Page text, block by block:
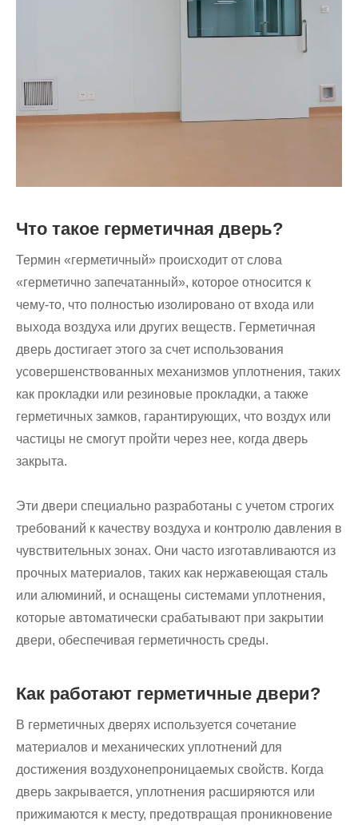
Что такое герметичная дверь?
Термин «герметичный» происходит от слова
«герметично запечатанный», которое относится к
чему-то, что полностью изолировано от входа или
выхода воздуха или других веществ. Герметичная
дверь достигает этого за счет использования
усовершенствованных механизмов уплотнения, таких
как прокладки или резиновые прокладки, а также
герметичных замков, гарантирующих, что воздух или
частицы не смогут пройти через нее, когда дверь
закрыта.
Эти двери специально разработаны с учетом строгих
требований к качеству воздуха и контролю давления в
чувствительных зонах. Они часто изготавливаются из
прочных материалов, таких как нержавеющая сталь
или алюминий, и оснащены системами уплотнения,
которые автоматически срабатывают при закрытии
двери, обеспечивая герметичность среды.
Как работают герметичные двери?
В герметичных дверях используется сочетание
материалов и механических уплотнений для
достижения воздухонепроницаемых свойств. Когда
дверь закрывается, уплотнения расширяются или
прижимаются к месту, предотвращая проникновение